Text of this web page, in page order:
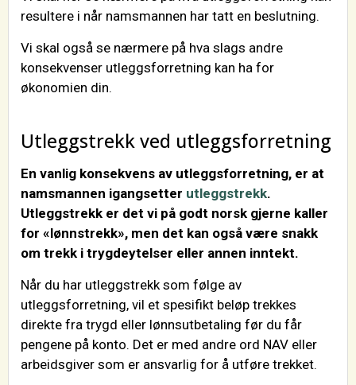
resultere i når namsmannen har tatt en beslutning.
Vi skal også se nærmere på hva slags andre
konsekvenser utleggsforretning kan ha for
økonomien din.
Utleggstrekk ved utleggsforretning
En vanlig konsekvens av utleggsforretning, er at
namsmannen igangsetter utleggstrekk.
Utleggstrekk er det vi på godt norsk gjerne kaller
for «lønnstrekk», men det kan også være snakk
om trekk i trygdeytelser eller annen inntekt.
Når du har utleggstrekk som følge av
utleggsforretning, vil et spesifikt beløp trekkes
direkte fra trygd eller lønnsutbetaling før du får
pengene på konto. Det er med andre ord NAV eller
arbeidsgiver som er ansvarlig for å utføre trekket.